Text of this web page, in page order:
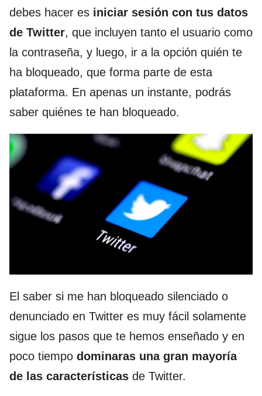
debes hacer es iniciar sesión con tus datos
de Twitter, que incluyen tanto el usuario como
la contraseña, y luego, ir a la opción quién te
ha bloqueado, que forma parte de esta
plataforma. En apenas un instante, podrás
saber quiénes te han bloqueado.
El saber si me han bloqueado silenciado o
denunciado en Twitter es muy fácil solamente
sigue los pasos que te hemos enseñado y en
poco tiempo dominaras una gran mayoría
de las características de Twitter.